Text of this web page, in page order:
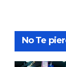
No Te